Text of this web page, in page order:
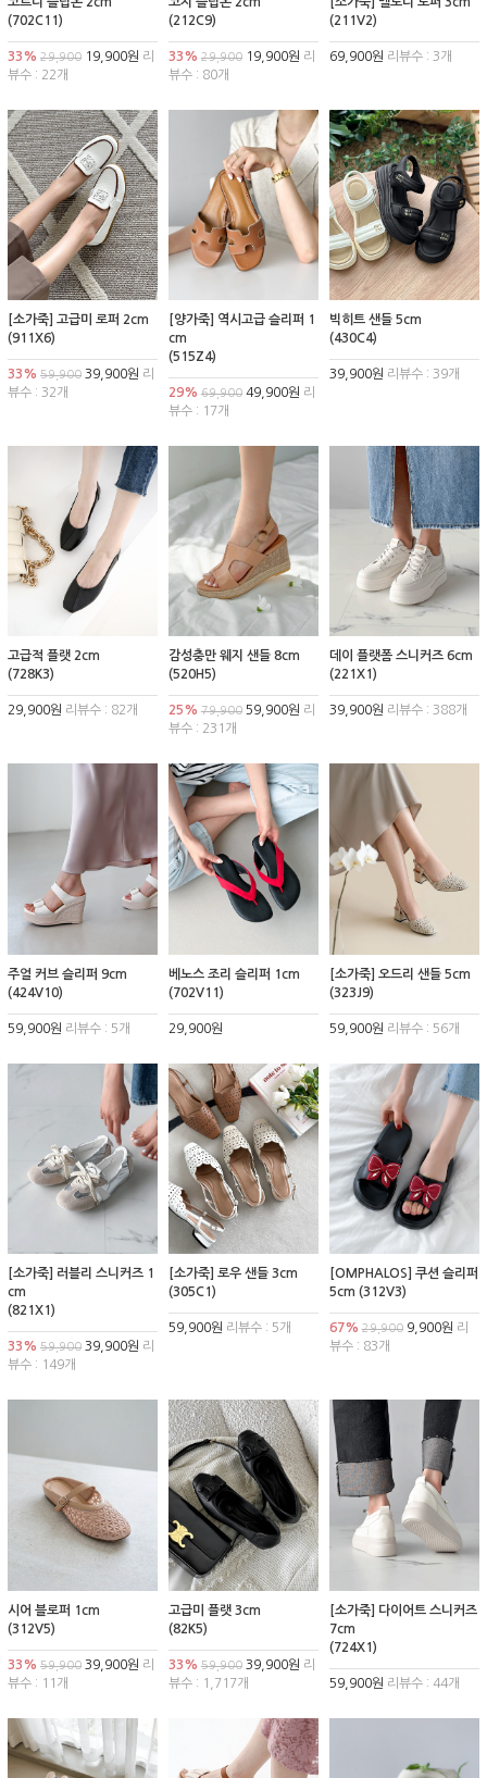
(702C11)
33% 29,900 19,900원 리
뷰수 : 22개
(212C9)
33% 29,90019,900원 리
뷰수 : 80개
(211V2)
69,900원 리뷰수 : 3개
[소가죽] 고급미 로퍼 2cm
(911X6)
33% 59,900 39,900원 리
뷰수 : 32개
[양가죽] 역시고급 슬리퍼 1
cm
(515Z4)
29% 69,90049,900원 리
뷰수 : 17개
빅히트 샌들 5cm
(430C4)
39,900원 리뷰수 : 39개
고급적 플랫 2cm
(728K3)
29,900원 리뷰수 : 82개
감성충만 웨지 샌들 8cm
(520H5)
25% 79,90059,900원 리
뷰수 : 231개
데이 플랫폼 스니커즈 6cm
(221X1)
39,900원 리뷰수 : 388개
주얼 커브 슬리퍼 9cm
(424V10)
59,900원 리뷰수 : 5개
베노스 조리 슬리퍼 1cm
(702V11)
29,900원
[소가죽] 오드리 샌들 5cm
(323J9)
59,900원 리뷰수 : 56개
[소가죽] 러블리 스니커즈 1
cm
(821X1)
33% 59,900 39,900원 리
뷰수 : 149개
[소가죽] 로우 샌들 3cm
(305C1)
59,900원 리뷰수 : 5개
[OMPHALOS] 쿠션 슬리퍼
5cm (312V3)
67% 29,9009,900원 리
뷰수 : 83개
시어 블로퍼 1cm
(312V5)
33% 59,900 39,900원 리
뷰수 : 11개
고급미 플랫 3cm
(82K5)
33% 59,90039,900원 리
뷰수 : 1,717개
[소가죽] 다이어트 스니커즈
7cm
(724X1)
59,900원 리뷰수 : 44개